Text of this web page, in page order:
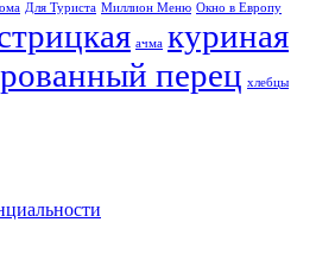
Для Туриста Миллион Меню Окно в Европу
ачма куриная
перец хлебцы